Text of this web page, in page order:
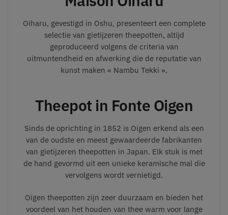
Oiharu, gevestigd in Oshu, presenteert een complete
selectie van gietijzeren theepotten, altijd
geproduceerd volgens de criteria van
uitmuntendheid en afwerking die de reputatie van
kunst maken « Nambu Tekki ».
Theepot in Fonte Oigen
Sinds de oprichting in 1852 is Oigen erkend als een
van de oudste en meest gewaardeerde fabrikanten
van gietijzeren theepotten in Japan. Elk stuk is met
de hand gevormd uit een unieke keramische mal die
vervolgens wordt vernietigd.
Oigen theepotten zijn zeer duurzaam en bieden het
voordeel van het houden van thee warm voor lange